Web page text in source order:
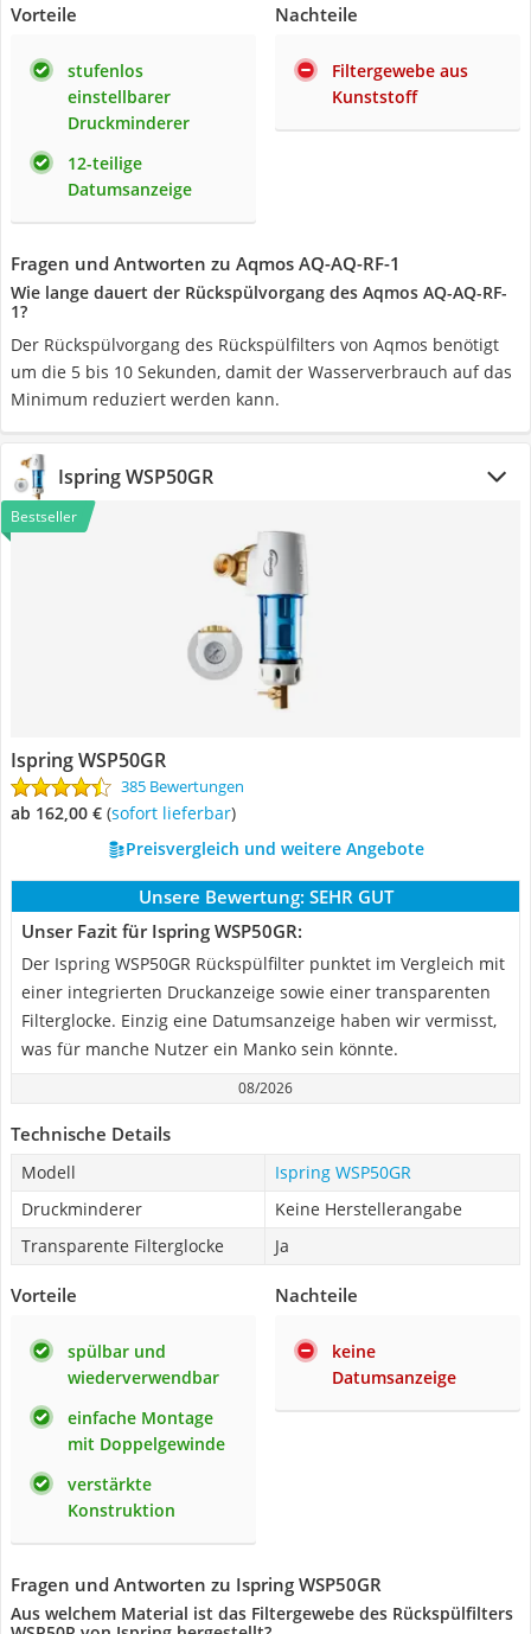
Vorteile
stufenlos
einstellbarer
Druckminderer
12-teilige
Datumsanzeige
Nachteile
Filtergewebe aus
Kunststoff
Fragen und Antworten zu Aqmos AQ-AQ-RF-1
Wie lange dauert der Rückspülvorgang des Aqmos AQ-AQ-RF-
1?
Der Rückspülvorgang des Rückspülfilters von Aqmos benötigt
um die 5 bis 10 Sekunden, damit der Wasserverbrauch auf das
Minimum reduziert werden kann.
Ispring WSP50GR
Bestseller
Ispring WSP50GR
385 Bewertungen
ab 162,00 € ( Sofort lieferbar)
Preisvergleich und weitere Angebote
Unsere Bewertung: SEHR GUT
Unser Fazit für Ispring WSP50GR:
Der Ispring WSP50GR Rückspülfilter punktet im Vergleich mit
einer integrierten Druckanzeige sowie einer transparenten
Filterglocke. Einzig eine Datumsanzeige haben wir vermisst,
was für manche Nutzer ein Manko sein könnte.
08/2026
Technische Details
Modell
Ispring WSP50GR
Druckminderer
Keine Herstellerangabe
Transparente Filterglocke
Ja
Vorteile
spülbar und
wiederverwendbar
einfache Montage
mit Doppelgewinde
verstärkte
Konstruktion
Nachteile
keine
Datumsanzeige
Fragen und Antworten zu Ispring WSP50GR
Aus welchem Material ist das Filtergewebe des Rückspülfilters